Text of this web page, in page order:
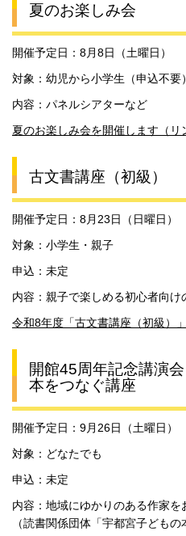
夏のお楽しみ会
開催予定日：8月8日（土曜日）
対象：幼児から小学生（申込不要）
内容：パネルシアターなど
夏のお楽しみ会を開催します（リ
古文書講座（初級）
開催予定日：8月23日（日曜日）
対象：小学生・親子
申込：未定
内容：親子で楽しめる初心者向け
令和8年度「古文書講座（初級）
開館45周年記念講演
本をつなぐ講座
開催予定日：9月26日（土曜日）
対象：どなたでも
申込：未定
内容：地域にゆかりのある作家
（読書関係団体「宇都宮子どもの